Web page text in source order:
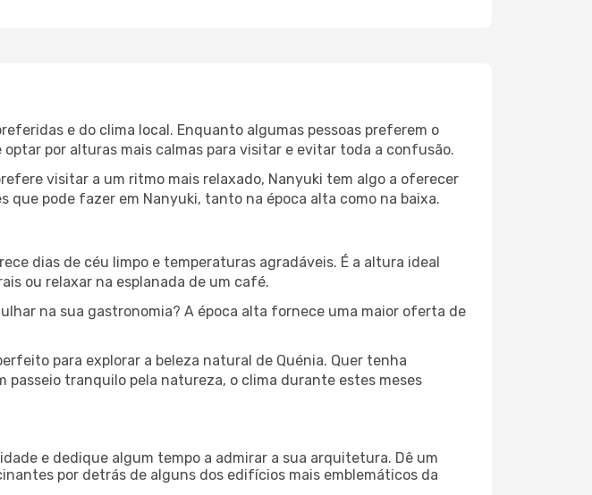
e do clima local. Enquanto algumas pessoas preferem o
por alturas mais calmas para visitar e evitar toda a confusão.
visitar a um ritmo mais relaxado, Nanyuki tem algo a oferecer
pode fazer em Nanyuki, tanto na época alta como na baixa.
dias de céu limpo e temperaturas agradáveis. É a altura ideal
ou relaxar na esplanada de um café.
na sua gastronomia? A época alta fornece uma maior oferta de
para explorar a beleza natural de Quénia. Quer tenha
tranquilo pela natureza, o clima durante estes meses
e dedique algum tempo a admirar a sua arquitetura. Dê um
por detrás de alguns dos edifícios mais emblemáticos da